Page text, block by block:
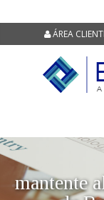
ÁREA
mantente